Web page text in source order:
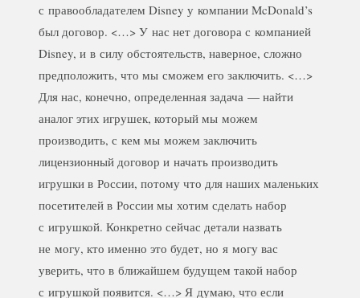
с правообладателем Disney у компании McDonald’s
был договор. <…> У нас нет договора с компанией
Disney, и в силу обстоятельств, наверное, сложно
предположить, что мы сможем его заключить. <…>
Для нас, конечно, определенная задача — найти
аналог этих игрушек, который мы можем
производить, с кем мы можем заключить
лицензионный договор и начать производить
игрушки в России, потому что для наших маленьких
посетителей в России мы хотим сделать набор
с игрушкой. Конкретно сейчас детали назвать
не могу, кто именно это будет, но я могу вас
уверить, что в ближайшем будущем такой набор
с игрушкой появится. <…> Я думаю, что если